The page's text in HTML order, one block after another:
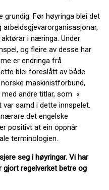
grundig. Før høyringa blei det
i næringa. Under
og fleire av desse har
er endringa frå
blei foreslått av både
maskinistforbund,
andre titlar, som «
samd i dette innspelet.
det engelske
positivt at ein oppnår
terminologien.
seg i høyringar. Vi har
regelverket betre og